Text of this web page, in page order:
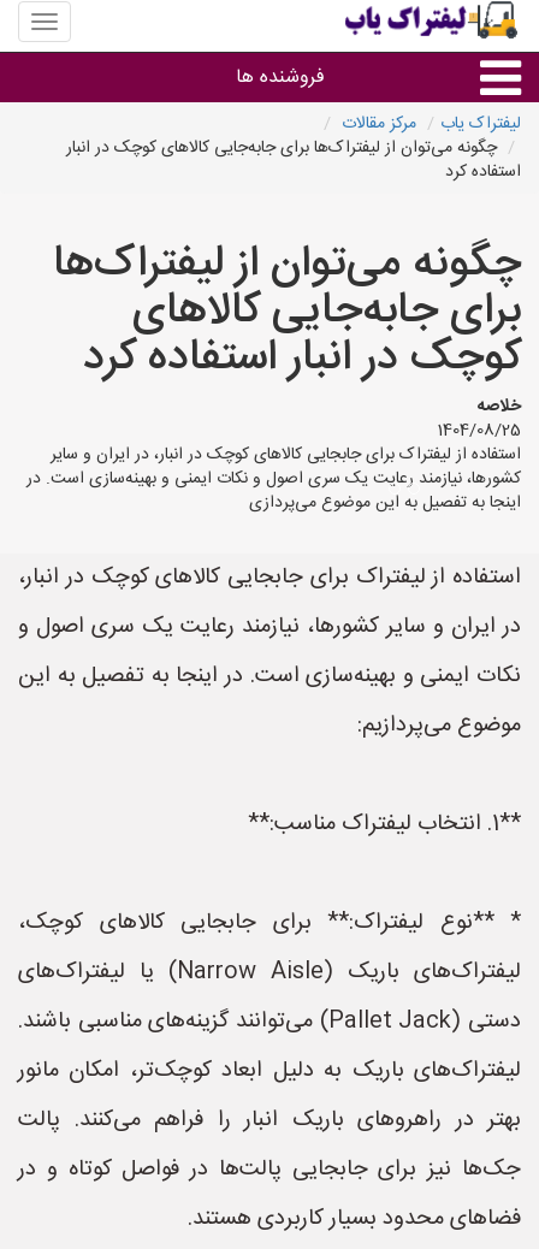
منوی
سایت
یاب
فروشنده ها
گروه ها
لیفتراک یاب
مرکز مقالات
چگونه می‌توان از لیفتراک‌ها برای جابه‌جایی کالاهای کوچک در انبار
استفاده کرد
چگونه می‌توان از لیفتراک‌ها
برای جابه‌جایی کالاهای
کوچک در انبار استفاده کرد
خلاصه
1404/08/25
استفاده از لیفتراک برای جابجایی کالاهای کوچک در انبار، در ایران و سایر
کشورها، نیازمند رعایت یک سری اصول و نکات ایمنی و بهینه‌سازی است. در
اینجا به تفصیل به این موضوع می‌پردازی
استفاده از لیفتراک برای جابجایی کالاهای کوچک در انبار،
در ایران و سایر کشورها، نیازمند رعایت یک سری اصول و
نکات ایمنی و بهینه‌سازی است. در اینجا به تفصیل به این
موضوع می‌پردازیم:
**1. انتخاب لیفتراک مناسب:**
* **نوع لیفتراک:** برای جابجایی کالاهای کوچک،
لیفتراک‌های باریک (Narrow Aisle) یا لیفتراک‌های
دستی (Pallet Jack) می‌توانند گزینه‌های مناسبی باشند.
لیفتراک‌های باریک به دلیل ابعاد کوچک‌تر، امکان مانور
بهتر در راهروهای باریک انبار را فراهم می‌کنند. پالت
جک‌ها نیز برای جابجایی پالت‌ها در فواصل کوتاه و در
فضاهای محدود بسیار کاربردی هستند.